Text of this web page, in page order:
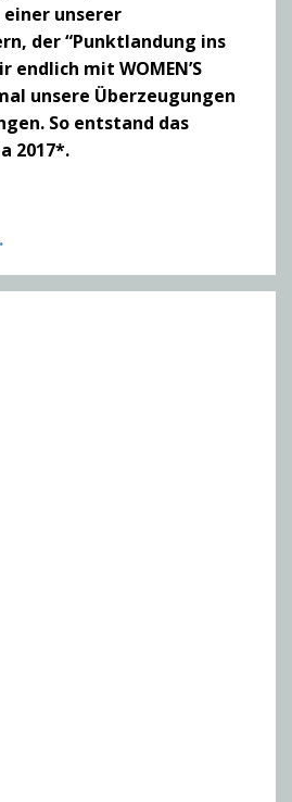
unserer
der “Punktlandung ins
endlich mit WOMEN’S
unsere Überzeugungen
So entstand das
2017*.